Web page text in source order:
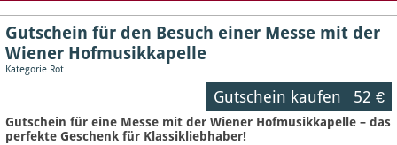
Gutschein für den Besuch einer Messe mit der
Wiener Hofmusikkapelle
Kategorie Rot
Gutschein kaufen 52 €
Gutschein für eine Messe mit der Wiener Hofmusikkapelle – das
perfekte Geschenk für Klassikliebhaber!